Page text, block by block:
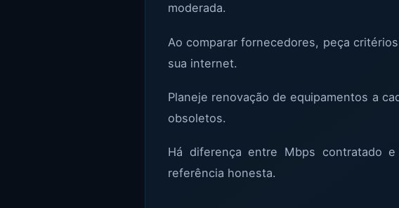
moderada.
Ao comparar fornecedores, peça
sua internet.
Planeje renovação de equipamentos a
obsoletos.
Há diferença entre Mbps contratado
referência honesta.